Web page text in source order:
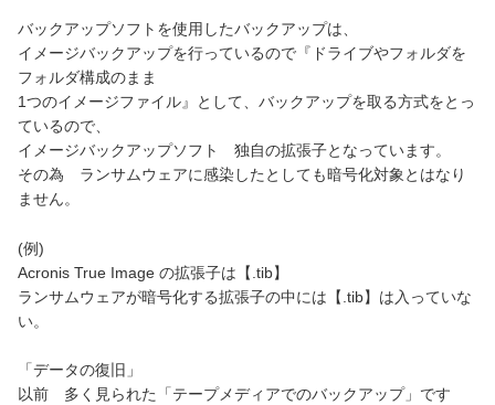
バックアップソフトを使用したバックアップは、
イメージバックアップを行っているので『ドライブやフォルダを
フォルダ構成のまま
1つのイメージファイル』として、バックアップを取る方式をとっ
ているので、
イメージバックアップソフト 独自の拡張子となっています。
その為 ランサムウェアに感染したとしても暗号化対象とはなり
ません。
(例)
Acronis True Image の拡張子は【.tib】
ランサムウェアが暗号化する拡張子の中には【.tib】は入っていな
い。
「データの復旧」
以前 多く見られた「テープメディアでのバックアップ」です